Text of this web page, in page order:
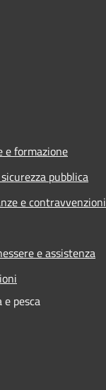
e formazione
pubblica
e contravvenzioni
e assistenza
pesca